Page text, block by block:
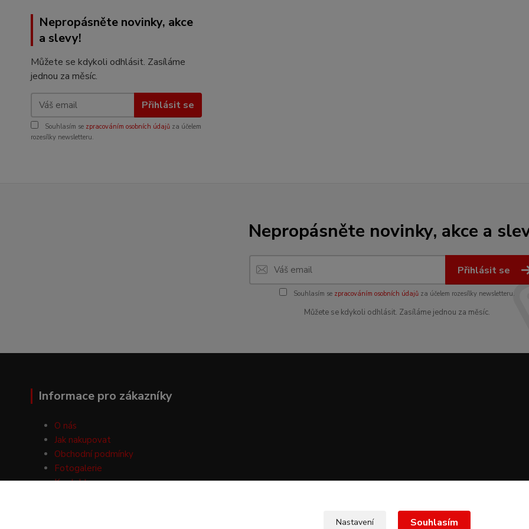
Nepropásněte novinky, akce
a slevy!
Můžete se kdykoli odhlásit. Zasíláme
jednou za měsíc.
Přihlásit se
Souhlasím se zpracováním osobních údajů za účelem
rozesílky newsletteru.
Nepropásněte novinky, akce a
Přihlásit se
Souhlasím se zpracováním osobních údajůza účelem rozesílky newsletteru.
Můžete se kdykoli odhlásit. Zasíláme jednou za měsíc.
Informace pro zákazníky
O nás
Jak nakupovat
Obchodní podmínky
Fotogalerie
Kontakty
Nastavení Souhlasím